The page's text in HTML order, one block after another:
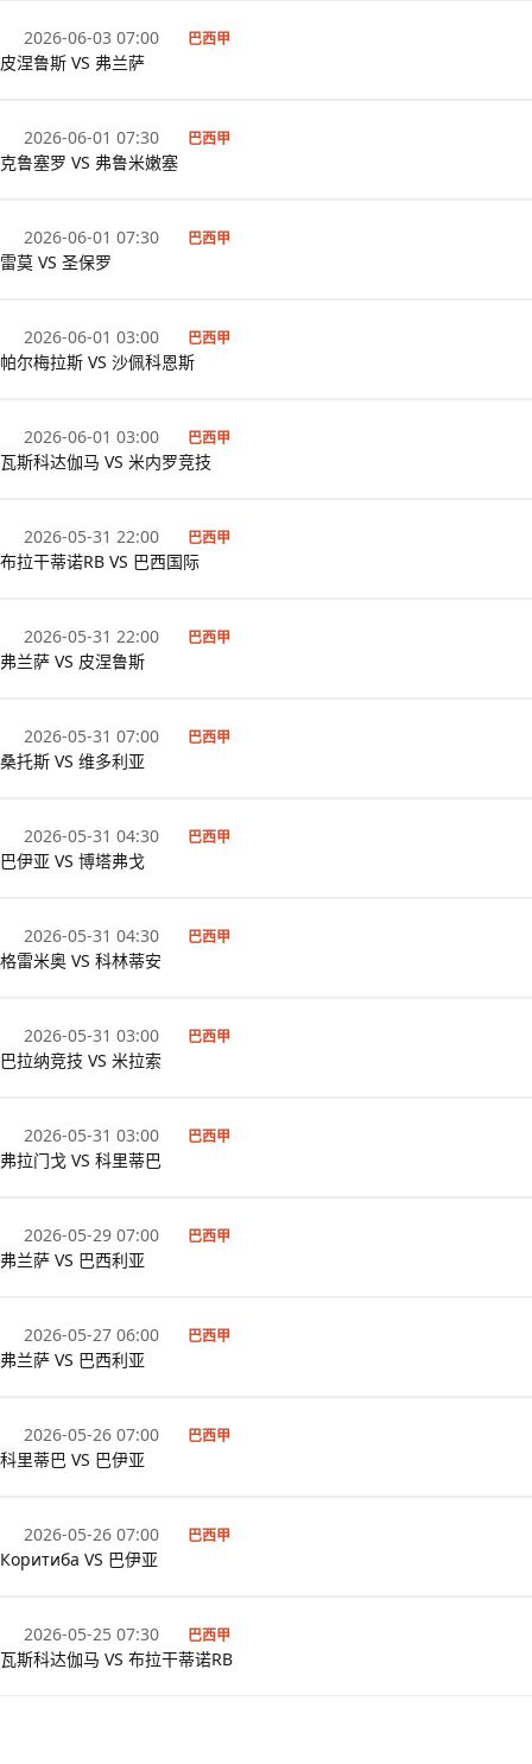
2026-06-03 07:00 巴西甲
皮涅鲁斯 VS 弗兰萨
2026-06-01 07:30 巴西甲
克鲁塞罗 VS 弗鲁米嫩塞
2026-06-01 07:30 巴西甲
雷莫 VS 圣保罗
2026-06-01 03:00 巴西甲
帕尔梅拉斯 VS 沙佩科恩斯
2026-06-01 03:00 巴西甲
瓦斯科达伽马 VS 米内罗竞技
2026-05-31 22:00 巴西甲
布拉干蒂诺RB VS 巴西国际
2026-05-31 22:00 巴西甲
弗兰萨 VS 皮涅鲁斯
2026-05-31 07:00 巴西甲
桑托斯 VS 维多利亚
2026-05-31 04:30 巴西甲
巴伊亚 VS 博塔弗戈
2026-05-31 04:30 巴西甲
格雷米奥 VS 科林蒂安
2026-05-31 03:00 巴西甲
巴拉纳竞技 VS 米拉索
2026-05-31 03:00 巴西甲
弗拉门戈 VS 科里蒂巴
2026-05-29 07:00 巴西甲
弗兰萨 VS 巴西利亚
2026-05-27 06:00 巴西甲
弗兰萨 VS 巴西利亚
2026-05-26 07:00 巴西甲
科里蒂巴 VS 巴伊亚
2026-05-26 07:00 巴西甲
Коритиба VS 巴伊亚
2026-05-25 07:30 巴西甲
瓦斯科达伽马 VS 布拉干蒂诺RB